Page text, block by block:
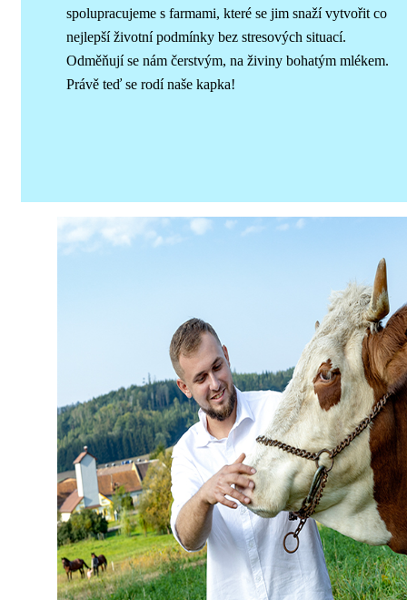
spolupracujeme s farmami, které se jim snaží vytvořit co
nejlepší životní podmínky bez stresových situací.
Odměňují se nám čerstvým, na živiny bohatým mlékem.
Právě teď se rodí naše kapka!